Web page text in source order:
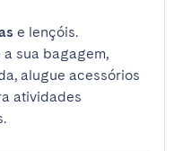
e lençóis.
a sua bagagem,
alugue acessórios
atividades